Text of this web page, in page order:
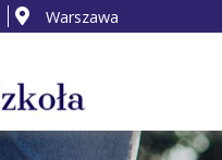
Warszawa